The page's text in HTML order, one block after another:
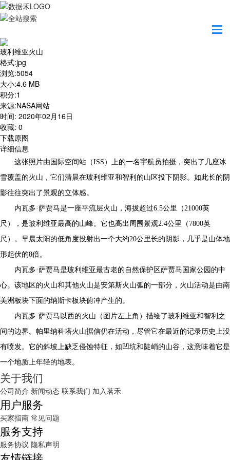
玻利维亚火山
格式:jpg
浏览:5054
大小:4.6 MB
积分:1
来源:NASA网站
时间: 2020年02月16日
收藏: 0
下载原图
详细信息
这张照片由国际空间站（ISS）上的一名宇航员拍摄，突出了几座冰
雪覆盖的火山，它们清晨在玻利维亚和智利的山区投下阴影。如此长的阴
影往往突出了景观的立体感。
内瓦多·萨贾马是一座平流层火山，海拔超过6.5公里（21000英
尺），是玻利维亚最高的山峰。它也高出周围景观2.4公里（7800英
尺）。早晨太阳的低角度投射出一个大约20公里长的阴影，几乎是山体地
形起伏的8倍。
内瓦多·萨贾马是玻利维亚最古老的自然保护区萨贾马国家公园的中
心。该地区的火山和其他火山是安第斯火山弧的一部分，火山活动是由南
美洲板块下面的纳斯卡板块俯冲产生的。
内瓦多·萨贾马以西的火山（图片左上角）描绘了玻利维亚和智利之
间的边界。帕里纳科塔火山据信仍在活动，尽管它在最近的记录历史上没
有喷发。它的斜坡上缺乏侵蚀特征，如凹坑和陡峭的山谷，这意味着它是
一个地质上年轻的地表。
关于我们
公司简介 新闻动态 联系我们 加入茗禾
用户服务
买家指南 常见问题
服务支持
服务协议 隐私声明